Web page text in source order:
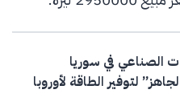
الصناعي في سوريا
لتوفير الطاقة لأوروبا